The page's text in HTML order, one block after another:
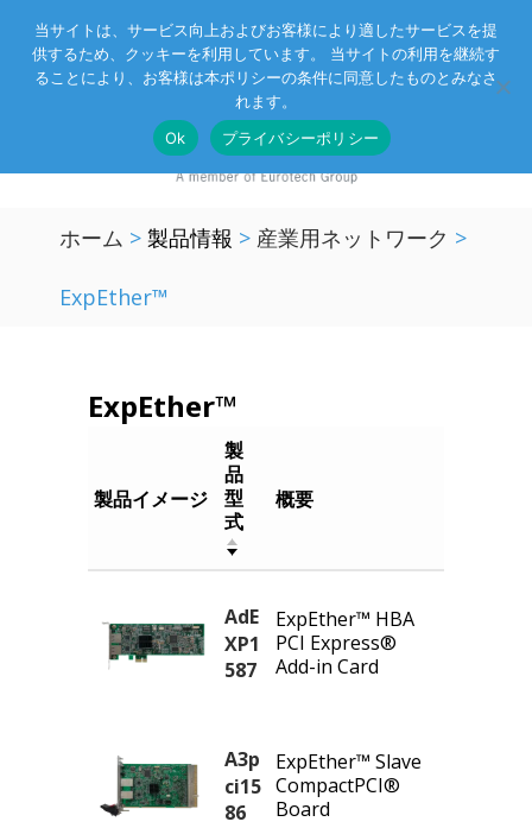
Eurotechグループ お客様サポート お問い合わせ
ホーム > 製品情報 > 産業用ネットワーク >
ExpEther™
ExpEther™
製品イメージ
製
品
型
式
概要
AdE
XP1
587
ExpEther™ HBA
PCI Express®
Add-in Card
A3p
ci15
86
ExpEther™ Slave
CompactPCI®
Board
当サイトは、サービス向上およびお客様により適したサービスを提
供するため、クッキーを利用しています。 当サイトの利用を継続す
ることにより、お客様は本ポリシーの条件に同意したものとみなさ
れます。
Ok
プライバシーポリシー